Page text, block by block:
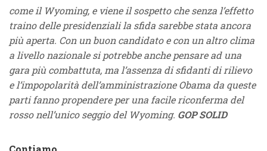
come il Wyoming, e viene il sospetto che senza l’effetto
traino delle presidenziali la sfida sarebbe stata ancora
più aperta. Con un buon candidato e con un altro clima
a livello nazionale si potrebbe anche pensare ad una
gara più combattuta, ma l’assenza di sfidanti di rilievo
e l’impopolarità dell’amministrazione Obama da queste
parti fanno propendere per una facile riconferma del
rosso nell’unico seggio del Wyoming. GOP SOLID